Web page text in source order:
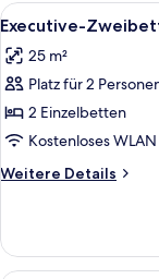
Alle
Fotos
für
Executive-
Zweibettzimmer,
2 Einzelbetten
anzeigen
1
Executive-
25 m²
Platz für 2
2 Einzelbetten
Kostenloses WLAN
Weitere Details
Weitere
Zweibettzimmer,
2 Einzelbetten